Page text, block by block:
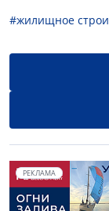
#жилищное
РЕКЛАМА